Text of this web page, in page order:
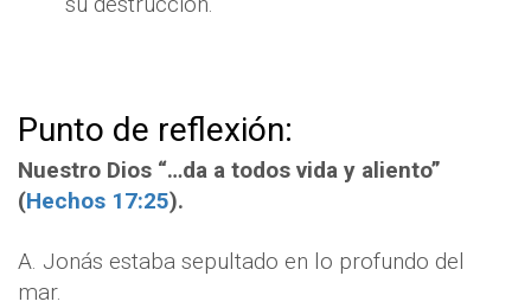
Punto de reflexión:
Nuestro Dios “…da a todos vida y aliento”
(Hechos 17:25).
A. Jonás estaba sepultado en lo profundo del
mar.